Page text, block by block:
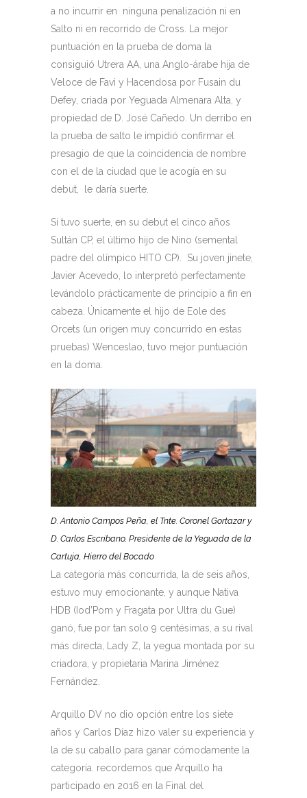
a no incurrir en ninguna penalización ni en
Salto ni en recorrido de Cross. La mejor
puntuación en la prueba de doma la
consiguió Utrera AA, una Anglo-árabe hija de
Veloce de Favi y Hacendosa por Fusain du
Defey, criada por Yeguada Almenara Alta, y
propiedad de D. José Cañedo. Un derribo en
la prueba de salto le impidió confirmar el
presagio de que la coincidencia de nombre
con el de la ciudad que le acogía en su
debut, le daría suerte.
Si tuvo suerte, en su debut el cinco años
Sultán CP, el último hijo de Nino (semental
padre del olímpico HITO CP). Su joven jinete,
Javier Acevedo, lo interpretó perfectamente
levándolo prácticamente de principio a fin en
cabeza. Únicamente el hijo de Eole des
Orcets (un origen muy concurrido en estas
pruebas) Wenceslao, tuvo mejor puntuación
en la doma.
D. Antonio Campos Peña, el Tnte. Coronel Gortazar y
D. Carlos Escribano, Presidente de la Yeguada de la
Cartuja, Hierro del Bocado
La categoría más concurrida, la de seis años,
estuvo muy emocionante, y aunque Nativa
HDB (Iod’Pom y Fragata por Ultra du Gue)
ganó, fue por tan solo 9 centésimas, a su rival
más directa, Lady Z, la yegua montada por su
criadora, y propietaria Marina Jiménez
Fernández.
Arquillo DV no dio opción entre los siete
años y Carlos Díaz hizo valer su experiencia y
la de su caballo para ganar cómodamente la
categoría. recordemos que Arquillo ha
participado en 2016 en la Final del